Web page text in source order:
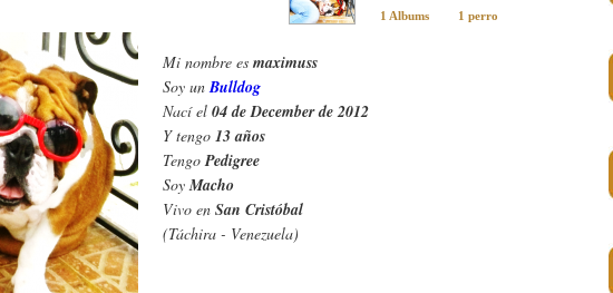
1 Albums
1 perro
Mi nombre es maximuss
Soy unBulldog
Nací el 04 de December de 2012
Y tengo 13 años
TengoPedigree
SoyMacho
Vivo en San Cristóbal
(Táchira - Venezuela)